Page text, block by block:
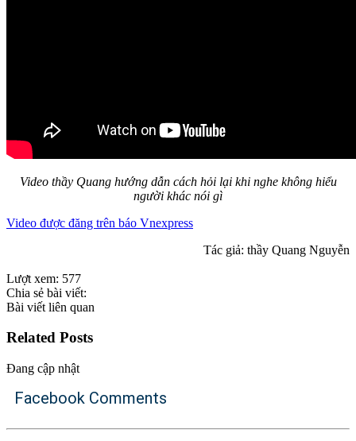
Video thầy Quang hướng dẫn cách hỏi lại khi nghe không hiểu
người khác nói gì
Video được đăng trên báo Vnexpress
Tác giả: thầy Quang Nguyễn
Lượt xem: 577
Chia sẻ bài viết:
Bài viết liên quan
Related Posts
Đang cập nhật
Facebook Comments